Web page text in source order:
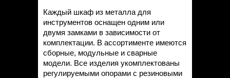
Каждый шкаф из металла для
инструментов оснащен одним или
двумя замками в зависимости от
комплектации. В ассортименте имеются
сборные, модульные и сварные
модели. Все изделия укомплектованы
регулируемыми опорами с резиновыми